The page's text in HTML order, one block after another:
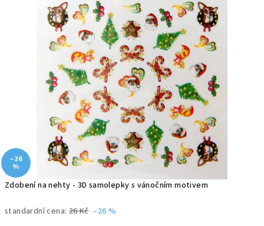
Zdobení na nehty - 3D samolepky s vánočním motivem
standardní cena: 26 Kč –26 %
je
0,0
z
5
hvězdiček.
–26
%